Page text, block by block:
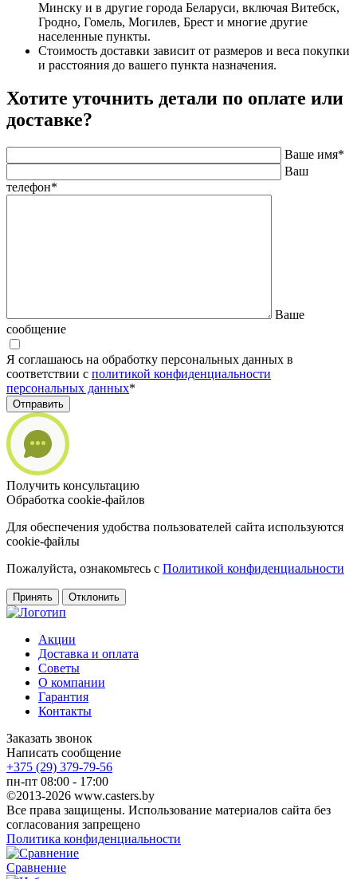
Минску и в другие города Беларуси, включая Витебск,
Гродно, Гомель, Могилев, Брест и многие другие
населенные пункты.
Стоимость доставки зависит от размеров и веса покупки
и расстояния до вашего пункта назначения.
Хотите уточнить детали по оплате или
доставке?
Ваше имя*
Ваш
телефон*
Ваше
сообщение
Я соглашаюсь на обработку персональных данных в
соответствии с политикой конфиденциальности
персональных данных*
Отправить
Получить консультацию
Обработка cookie-файлов
Для обеспечения удобства пользователей сайта используются
cookie-файлы
Пожалуйста, ознакомьтесь с Политикой конфиденциальности
Принять Отклонить
Акции
Доставка и оплата
Советы
О компании
Гарантия
Контакты
Заказать звонок
Написать сообщение
+375 (29) 379-79-56
пн-пт 08:00 - 17:00
©2013-2026 www.casters.by
Все права защищены. Использование материалов сайта без
согласования запрещено
Политика конфиденциальности
Сравнение